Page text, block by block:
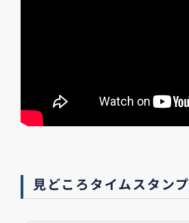
見どころタイムスタンプ